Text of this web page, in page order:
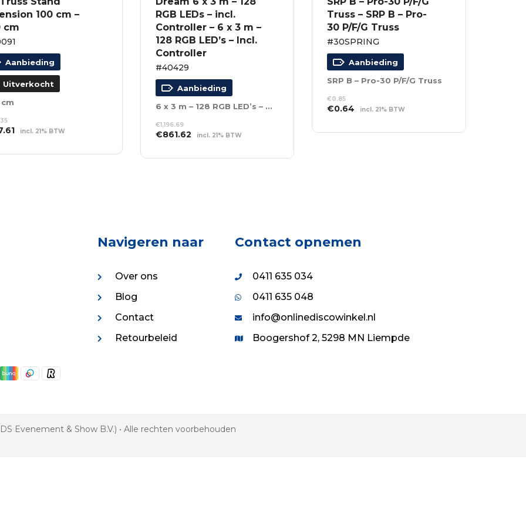
100 cm –
cm
Aanbieding
Uitverkocht
Huidige
is:
incl. 21% BTW
RGB LEDs – incl.
Controller – 6 x 3 m –
128 RGB LED’s – Incl.
Controller
#40429
Aanbieding
6 x 3 m – 128 RGB LED’s – Incl. Controller
€1,196.69
Oorspronkelijke
was:
€861.62Huidige
is:
incl. 21% BTW
WINKELWAGEN
Truss – SRP B – Pro-
30 P/F/G Truss
#30SPRING
Aanbieding
SRP B – Pro-30 P/F/G Truss
€0.85
Oorspronkelijke
was:
€0.64 Huidige
is:
incl. 21% BTW
WINKELWAGEN
Navigeren naar
Over ons
Blog
Contact
Retourbeleid
Contact opnemen
0411 635 034
0411 635 048
info@onlinediscowinkel.nl
Boogershof 2, 5298 MN Liempde
Evenement & Show B.V.) • Alle rechten voorbehouden